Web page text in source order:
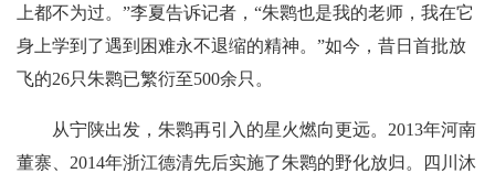
上都不为过。”李夏告诉记者，“朱鹮也是我的老师，我在它
身上学到了遇到困难永不退缩的精神。”如今，昔日首批放
飞的26只朱鹮已繁衍至500余只。
从宁陕出发，朱鹮再引入的星火燃向更远。2013年河南
董寨、2014年浙江德清先后实施了朱鹮的野化放归。四川沐